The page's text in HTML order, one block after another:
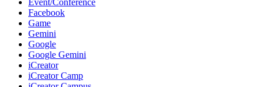
Facebook
Game
Gemini
Google
Google Gemini
iCreator
iCreator Camp